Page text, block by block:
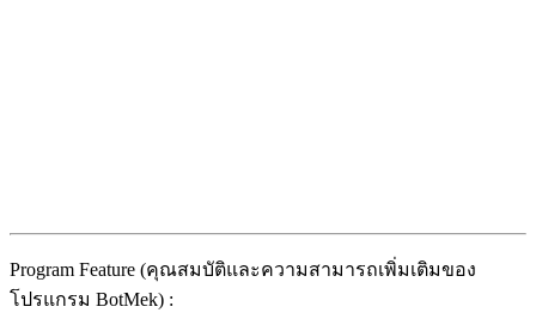
Program Feature (คุณสมบัติและความสามารถเพิ่มเติมของ
โปรแกรม BotMek) :